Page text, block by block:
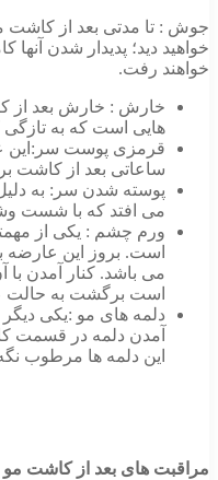
جوش : تا مدتی بعد از کاشت
خواهید دید؛ پدیدار شدن
خواهند رفت.
خارش : خارش بعد از
هایی است که به
قرمزی پوست سر:این
ساعاتی بعد از
پوسته شدن سر: به
می افتد که با شست
ورم چشم : یکی از
است. بروز این عارضه
می باشد. کنار آمدن
است برگشت به حالت عادی تا 5 روز
دلمه های مو :یکی
آمدن دلمه در قسمت
این دلمه ها مرطوب
مراقبت های بعد از کاشت مو